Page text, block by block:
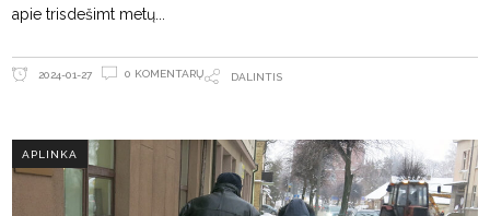
apie trisdešimt metų
2024-01-27 0 KOMENTARŲ DALINTIS
APLINKA